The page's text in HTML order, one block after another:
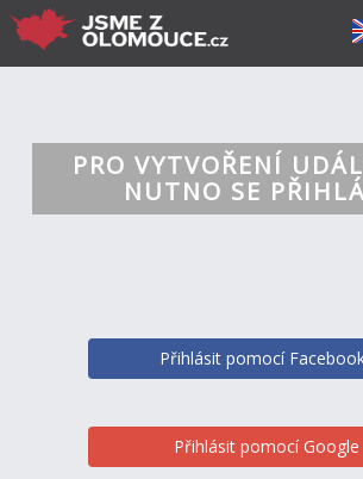
PRO VYTVOŘENÍ
NUTNO SE
Přihlásit pomocí
Přihlásit pomocí Google